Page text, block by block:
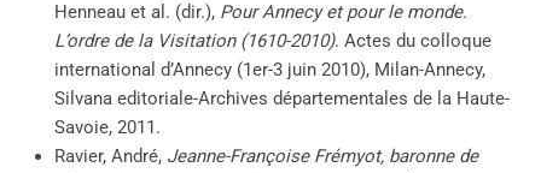
Henneau et al. (dir.), Pour Annecy et pour le monde.
L’ordre de la Visitation (1610-2010). Actes du colloque
international d’Annecy (1er-3 juin 2010), Milan-Annecy,
Silvana editoriale-Archives départementales de la Haute-
Savoie, 2011.
Ravier, André, Jeanne-Françoise Frémyot, baronne de